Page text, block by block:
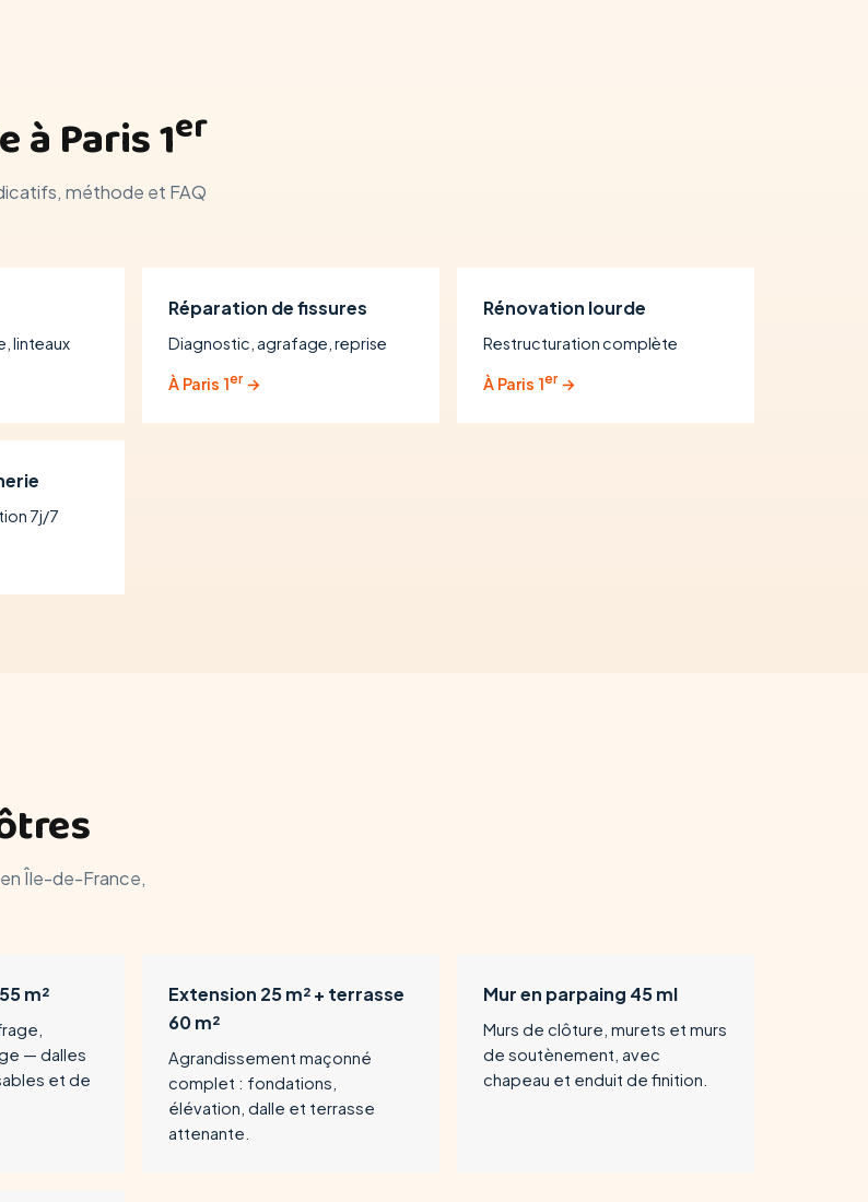
à Paris 1er
méthode et FAQ
linteaux
Réparation de fissures
Diagnostic, agrafage, reprise
À Paris 1er→
Rénovation lourde
Restructuration complète
À Paris 1er→
7j/7
Île-de-France,
m²
— dalles
et de
Extension 25 m² + terrasse
60 m²
Agrandissement maçonné
complet : fondations,
élévation, dalle et terrasse
attenante.
Mur en parpaing 45 ml
Murs de clôture, murets et murs
de soutènement, avec
chapeau et enduit de finition.